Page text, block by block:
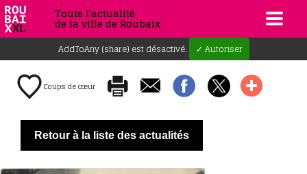
Toute l'actualité
de la ville de Roubaix
AddToAny (share) est désactivé. ✓ Autoriser
Coups de cœur
Retour à la liste des actualités